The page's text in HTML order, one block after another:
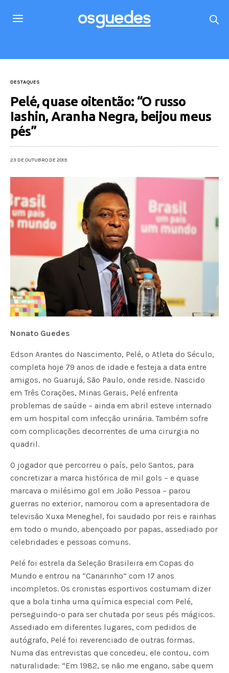
DESTAQUES
Pelé, quase oitentão: “O russo
Iashin, Aranha Negra, beijou meus
pés”
23 DE OUTUBRO DE 2019
Nonato Guedes
Edson Arantes do Nascimento, Pelé, o Atleta do Século,
completa hoje 79 anos de idade e festeja a data entre
amigos, no Guarujá, São Paulo, onde reside. Nascido
em Três Corações, Minas Gerais, Pelé enfrenta
problemas de saúde – ainda em abril esteve internado
em um hospital com infecção urinária. Também sofre
com complicações decorrentes de uma cirurgia no
quadril.
O jogador que percorreu o país, pelo Santos, para
concretizar a marca histórica de mil gols – e quase
marcava o milésimo gol em João Pessoa – parou
guerras no exterior, namorou com a apresentadora de
televisão Xuxa Meneghel, foi saudado por reis e rainhas
em todo o mundo, abençoado por papas, assediado por
celebridades e pessoas comuns.
Pelé foi estrela da Seleção Brasileira em Copas do
Mundo e entrou na “Canarinho” com 17 anos
incompletos. Os cronistas esportivos costumam dizer
que a bola tinha uma química especial com Pelé,
perseguindo-o para ser chutada por seus pés mágicos.
Assediado em diferentes lugares, com pedidos de
autógrafo, Pelé foi reverenciado de outras formas.
Numa das entrevistas que concedeu, ele contou, com
naturalidade: “Em 1982, se não me engano, sabe quem